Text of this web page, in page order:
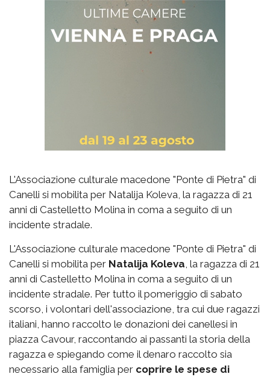
L'Associazione culturale macedone "Ponte di Pietra" di
Canelli si mobilita per Natalija Koleva, la ragazza di 21
anni di Castelletto Molina in coma a seguito di un
incidente stradale.
L'Associazione culturale macedone "Ponte di Pietra" di
Canelli si mobilita per Natalija Koleva , la ragazza di 21
anni di Castelletto Molina in coma a seguito di un
incidente stradale. Per tutto il pomeriggio di sabato
scorso, i volontari dell'associazione, tra cui due ragazzi
italiani, hanno raccolto le donazioni dei canellesi in
piazza Cavour, raccontando ai passanti la storia della
ragazza e spiegando come il denaro raccolto sia
necessario alla famiglia per coprire le spese di